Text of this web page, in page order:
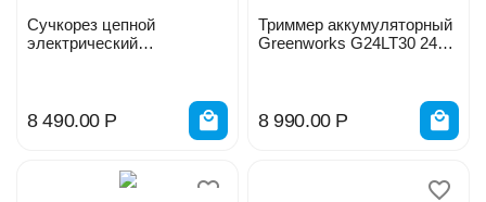
Сучкорез цепной
электрический
8 490.00 Р
Триммер аккумуляторный
Greenworks G24LT30 24V
8 990.00 Р